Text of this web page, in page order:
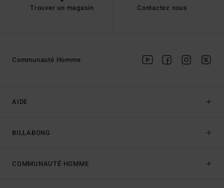
Trouver un magasin Contactez nous
AIDE
BILLABONG
Communauté Homme
COMMUNAUTÉ HOMME